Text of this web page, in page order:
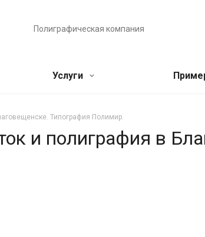
Полиграфическая компания
Услуги
Типография Полимир.
и полиграфия в